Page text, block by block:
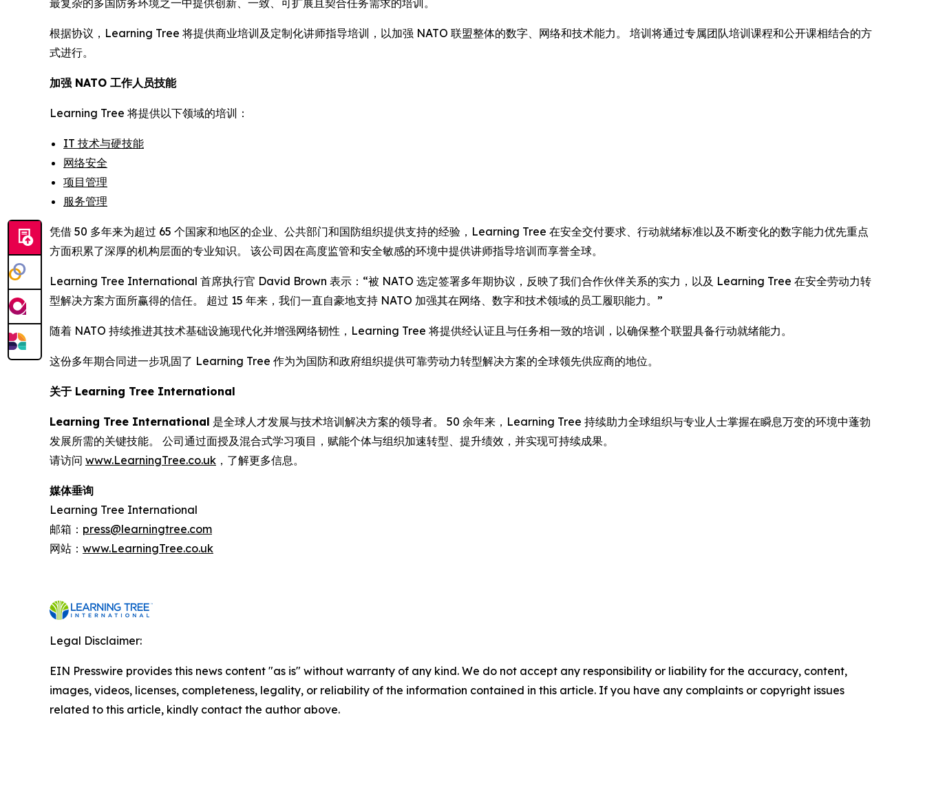
最复杂的多国防务环境之一中提供创新、一致、可扩展且契合任务需求的培训。
根据协议，Learning Tree 将提供商业培训及定制化讲师指导培训，以加强 NATO 联盟整体的数字、网络和技术能力。 培训将通过专属团队培训课程和公开课相结合的方
式进行。
加强 NATO 工作人员技能
Learning Tree 将提供以下领域的培训：
IT 技术与硬技能
网络安全
项目管理
服务管理
凭借 50 多年来为超过 65 个国家和地区的企业、公共部门和国防组织提供支持的经验，Learning Tree 在安全交付要求、行动就绪标准以及不断变化的数字能力优先重点
方面积累了深厚的机构层面的专业知识。 该公司因在高度监管和安全敏感的环境中提供讲师指导培训而享誉全球。
Learning Tree International 首席执行官 David Brown 表示：“被 NATO 选定签署多年期协议，反映了我们合作伙伴关系的实力，以及 Learning Tree 在安全劳动力转
型解决方案方面所赢得的信任。 超过 15 年来，我们一直自豪地支持 NATO 加强其在网络、数字和技术领域的员工履职能力。”
随着 NATO 持续推进其技术基础设施现代化并增强网络韧性，Learning Tree 将提供经认证且与任务相一致的培训，以确保整个联盟具备行动就绪能力。
这份多年期合同进一步巩固了 Learning Tree 作为为国防和政府组织提供可靠劳动力转型解决方案的全球领先供应商的地位。
关于 Learning Tree International
Learning Tree International 是全球人才发展与技术培训解决方案的领导者。 50 余年来，Learning Tree 持续助力全球组织与专业人士掌握在瞬息万变的环境中蓬勃
发展所需的关键技能。 公司通过面授及混合式学习项目，赋能个体与组织加速转型、提升绩效，并实现可持续成果。
请访问 www.LearningTree.co.uk ，了解更多信息。
媒体垂询
Learning Tree International
邮箱： press@learningtree.com
网站： www.LearningTree.co.uk
Legal Disclaimer:
EIN Presswire provides this news content "as is" without warranty of any kind. We do not accept any responsibility or liability for the accuracy, content,
images, videos, licenses, completeness, legality, or reliability of the information contained in this article. If you have any complaints or copyright issues
related to this article, kindly contact the author above.